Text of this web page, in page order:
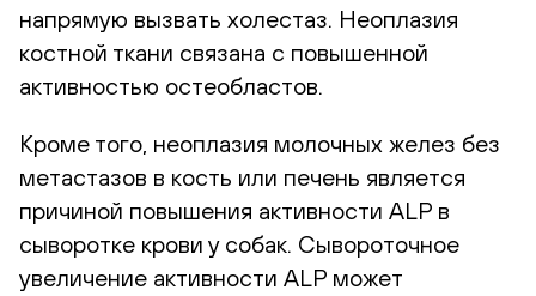
напрямую вызвать холестаз. Неоплазия
костной ткани связана с повышенной
активностью остеобластов.
Кроме того, неоплазия молочных желез без
метастазов в кость или печень является
причиной повышения активности ALP в
сыворотке крови у собак. Сывороточное
увеличение активности ALP может